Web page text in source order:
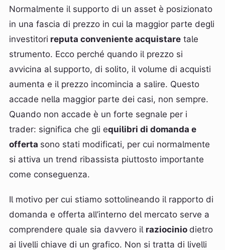
Normalmente il supporto di un asset è posizionato
in una fascia di prezzo in cui la maggior parte degli
investitori reputa conveniente acquistare tale
strumento. Ecco perché quando il prezzo si
avvicina al supporto, di solito, il volume di acquisti
aumenta e il prezzo incomincia a salire. Questo
accade nella maggior parte dei casi, non sempre.
Quando non accade è un forte segnale per i
trader: significa che gli equilibri di domanda e
offerta sono stati modificati, per cui normalmente
si attiva un trend ribassista piuttosto importante
come conseguenza.
Il motivo per cui stiamo sottolineando il rapporto di
domanda e offerta all’interno del mercato serve a
comprendere quale sia davvero il raziocinio dietro
ai livelli chiave di un grafico. Non si tratta di livelli